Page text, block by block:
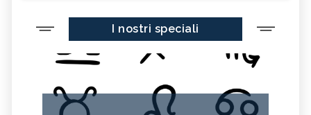
I nostri speciali